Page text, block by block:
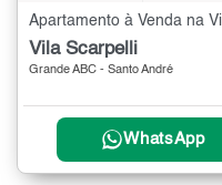
Apartamento à Venda na
Vila Scarpelli
Grande ABC - Santo André
WhatsApp